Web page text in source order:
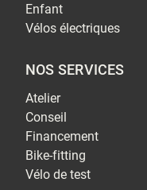
Enfant
Vélos électriques
NOS SERVICES
Atelier
Conseil
Financement
Bike-fitting
Vélo de test